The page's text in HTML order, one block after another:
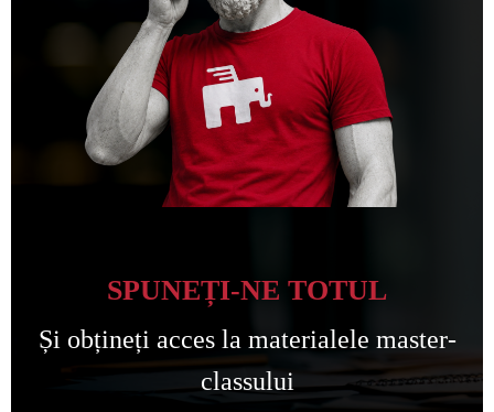
SPUNEȚI-NE TOTUL
Și obțineți acces la materialele master-
classului